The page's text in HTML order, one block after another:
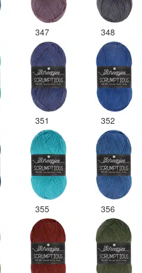
347 348
351 352
355 356